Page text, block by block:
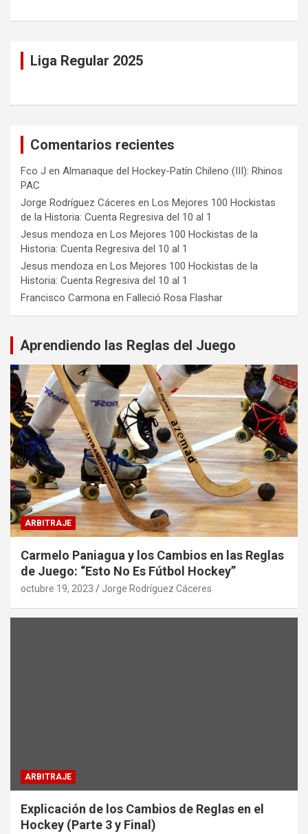
Liga Regular 2025
Comentarios recientes
Fco J en Almanaque del Hockey-Patín Chileno (III): Rhinos
PAC
Jorge Rodríguez Cáceres en Los Mejores 100 Hockistas
de la Historia: Cuenta Regresiva del 10 al 1
Jesus mendoza en Los Mejores 100 Hockistas de la
Historia: Cuenta Regresiva del 10 al 1
Jesus mendoza en Los Mejores 100 Hockistas de la
Historia: Cuenta Regresiva del 10 al 1
Francisco Carmona en Falleció Rosa Flashar
Aprendiendo las Reglas del Juego
ARBITRAJE
Carmelo Paniagua y los Cambios en las Reglas
de Juego: “Esto No Es Fútbol Hockey”
octubre 19, 2023 Jorge Rodríguez Cáceres
ARBITRAJE
Explicación de los Cambios de Reglas en el
Hockey (Parte 3 y Final)